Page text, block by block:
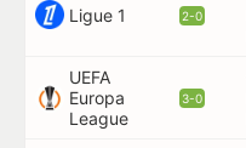
Ligue 1 2-0
UEFA
Europa
League
3-0